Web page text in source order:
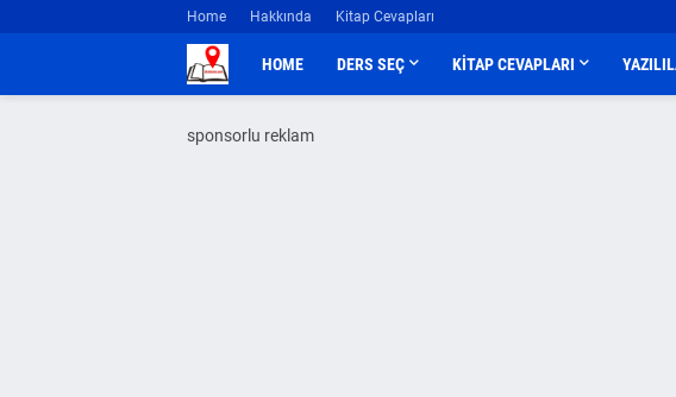
Home Hakkında Kitap Cevapları
HOME DERS SEÇ KİTAP CEVAPLARI
sponsorlu reklam